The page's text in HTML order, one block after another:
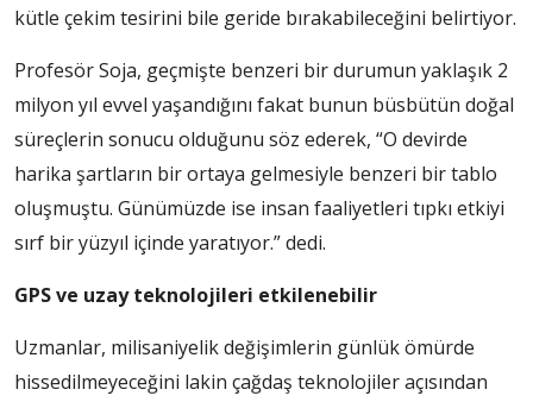
kütle çekim tesirini bile geride bırakabileceğini belirtiyor.
Profesör Soja, geçmişte benzeri bir durumun yaklaşık 2
milyon yıl evvel yaşandığını fakat bunun büsbütün doğal
süreçlerin sonucu olduğunu söz ederek, “O devirde
harika şartların bir ortaya gelmesiyle benzeri bir tablo
oluşmuştu. Günümüzde ise insan faaliyetleri tıpkı etkiyi
sırf bir yüzyıl içinde yaratıyor.” dedi.
GPS ve uzay teknolojileri etkilenebilir
Uzmanlar, milisaniyelik değişimlerin günlük ömürde
hissedilmeyeceğini lakin çağdaş teknolojiler açısından